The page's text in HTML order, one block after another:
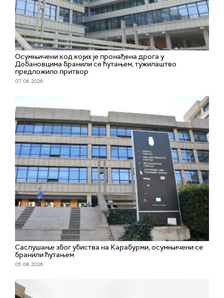
Осумњичени код којих је пронађена дрога у
Добановцима бранили се ћутањем, тужилаштво
предложило притвор
07. 08. 2026.
Саслушање због убиства на Карабурми, осумњичени се
бранили ћутањем
05. 08. 2026.